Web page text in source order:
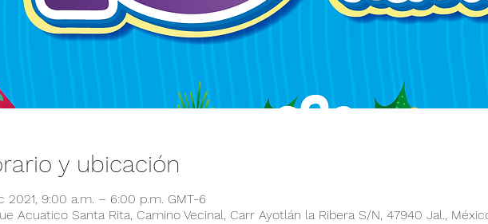
y ubicación
2021, 9:00 a.m. – 6:00 p.m. GMT-6
Acuatico Santa Rita, Camino Vecinal, Carr Ayotlán la Ribera S/N, 47940 Jal.,